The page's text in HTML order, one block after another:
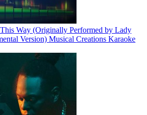
Way (Originally Performed by Lady
Version) Musical Creations Karaoke